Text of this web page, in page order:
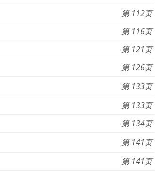
112
116
121
126
133
133
134
141
141